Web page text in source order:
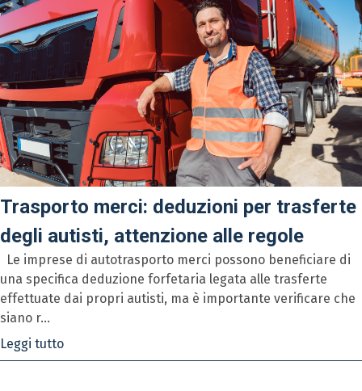
Trasporto merci: deduzioni per trasferte
degli autisti, attenzione alle regole
Le imprese di autotrasporto merci possono beneficiare di
una specifica deduzione forfetaria legata alle trasferte
effettuate dai propri autisti, ma è importante verificare che
siano r...
Leggi tutto